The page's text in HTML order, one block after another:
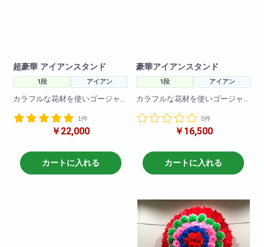
超豪華 アイアンスタンド
1段 アイアン
カラフルな花材を使いゴージャ
や、ゴージャスなお店にピッタ
リ!アイアンスタンドを何台も並
使用花材は季節によって若干変
動しますがbiotopスタッフが自信
を持ってお勧めするお任せスタ
1件
￥22,000
カートに入れる
豪華アイアンスタンド
1段 アイアン
カラフルな花材を使いゴージャ
や、ゴージャスなお店にピッタ
リ!アイアンスタンドを何台も並
使用花材は季節によって若干変
動しますがbiotopスタッフが自信
を持ってお勧めするお任せスタ
0件
￥16,500
カートに入れる